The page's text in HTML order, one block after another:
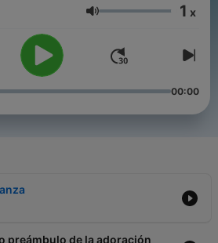
Volumen 1 x
00:00
preámbulo de la adoración